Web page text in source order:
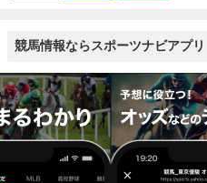
競馬情報ならスポーツナビアプリ